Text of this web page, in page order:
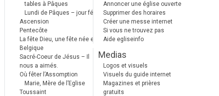
tables à Pâques
Lundi de Pâques – jour férié
Ascension
Pentecôte
La fête Dieu, une fête née en
Belgique
Sacré-Coeur de Jésus – Il
nous a aimés.
Où fêter l’Assomption
Marie, Mère de l’Eglise
Toussaint
Annoncer une église ouverte
Supprimer des horaires
Créer une messe internet
Si vous ne trouvez pas
Aide egliseinfo
Medias
Logos et visuels
Visuels du guide internet
Magazines et prières
gratuits